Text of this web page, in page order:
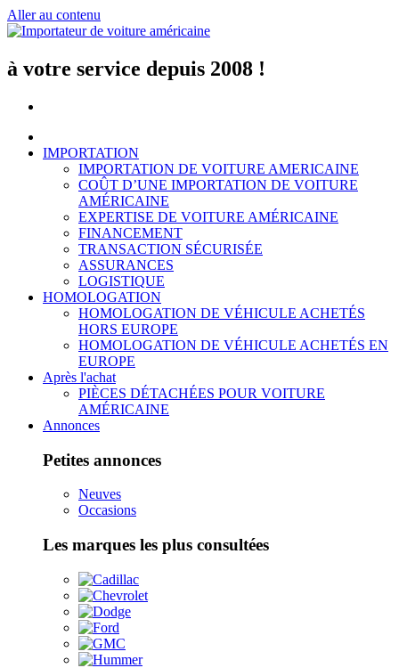
Aller au contenu
à votre service depuis 2008 !
IMPORTATION
IMPORTATION DE VOITURE AMERICAINE
COÛT D’UNE IMPORTATION DE VOITURE
AMÉRICAINE
EXPERTISE DE VOITURE AMÉRICAINE
FINANCEMENT
TRANSACTION SÉCURISÉE
ASSURANCES
LOGISTIQUE
HOMOLOGATION
HOMOLOGATION DE VÉHICULE ACHETÉS
HORS EUROPE
HOMOLOGATION DE VÉHICULE ACHETÉS EN
EUROPE
Après l'achat
PIÈCES DÉTACHÉES POUR VOITURE
AMÉRICAINE
Annonces
Petites annonces
Neuves
Occasions
Les marques les plus consultées